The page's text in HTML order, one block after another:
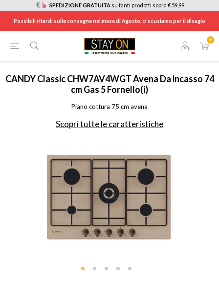
SPEDIZIONE GRATUITA su tanti prodotti sopra € 59,99
Possibili ritardi sulle consegne nel mese di Agosto, ci scusiamo per il disagio
0
ELETTRODOMESTICI / ELETTRODOMESTICI DA INCASSO
CANDY Classic CHW7AV4WGT Avena Da incasso 74
cm Gas 5 Fornello(i)
Piano cottura 75 cm avena
Scopri tutte le caratteristiche